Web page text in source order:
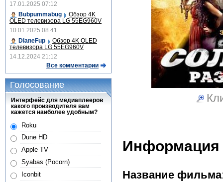
Название фильма
17.01.2025 07:12
Bubpummabug
Обзор 4K
OLED телевизора LG 55EG960V
10.01.2025 08:41
DianeFup
Обзор 4K OLED
телевизора LG 55EG960V
14.12.2024 21:12
Все комментарии
Голосование
Интерфейс для медиаплееров
какого производителя вам
кажется наиболее удобным?
Roku
Dune HD
Apple TV
Syabas (Pocorn)
Iconbit